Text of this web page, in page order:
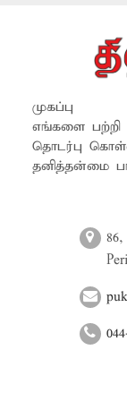
முகப்பு
எங்களை பற்றி
தொடர்பு
தனித்தன்மை